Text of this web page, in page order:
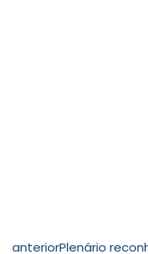
anteriorPlenário